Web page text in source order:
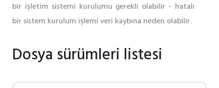
bir işletim sistemi kurulumu gerekli olabilir - hatalı
bir sistem kurulum işlemi veri kaybına neden olabilir.
Dosya sürümleri listesi